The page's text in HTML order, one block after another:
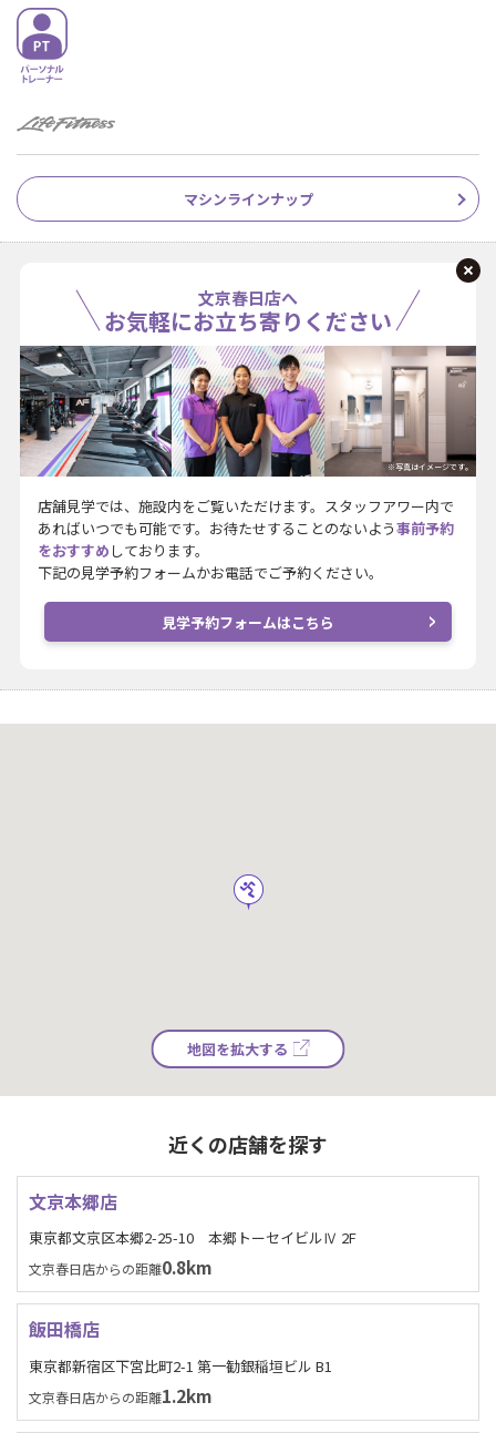
マシンラインナップ
文京春日店へ
お気軽にお立ち寄りください
※写真はイメージです。
店舗見学では、施設内をご覧いただけます。スタッフアワー内で
あればいつでも可能です。お待たせすることのないよう事前予約
をおすすめ しております。
下記の見学予約フォームかお電話でご予約ください。
見学予約フォームはこちら
地図を拡大する
近くの店舗を探す
文京本郷店
東京都文京区本郷2-25-10 本郷トーセイビルⅣ 2F
文京春日店からの距離0.8km
飯田橋店
東京都新宿区下宮比町2-1 第一勧銀稲垣ビル B1
文京春日店からの距離1.2km